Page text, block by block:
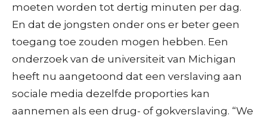
moeten worden tot dertig minuten per dag.
En dat de jongsten onder ons er beter geen
toegang toe zouden mogen hebben. Een
onderzoek van de universiteit van Michigan
heeft nu aangetoond dat een verslaving aan
sociale media dezelfde proporties kan
aannemen als een drug- of gokverslaving. “We